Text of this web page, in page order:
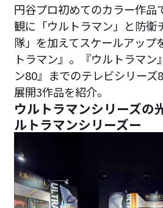
円谷プロ初めてのカラー作品
観に「ウルトラマン」と防衛
隊」を加えてスケールアップ
トラマン』。『ウルトラマ
ン80』までのテレビシリー
展開3作品を紹介。
ウルトラマンシリーズ
ルトラマンシリーズー